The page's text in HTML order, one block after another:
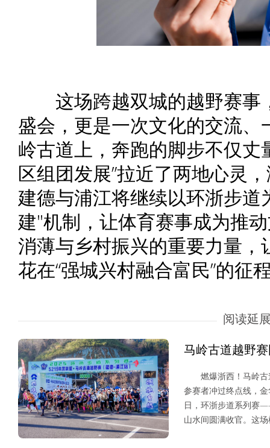
这场跨越双城的越野赛事
盛会，更是一次文化的交流
岭古道上，奔跑的脚步不仅丈
区组团发展”拉近了两地心灵
建德与浦江将继续以环浙步
建"机制，让体育赛事成为推
消薄与乡村振兴的重要力量
花在“强城兴村融合富民”的征
阅读延
马岭古道越野
燃爆浙西！马岭古
参赛者冲过终点线，
日，环浙步道系列赛
山水间圆满收官。这